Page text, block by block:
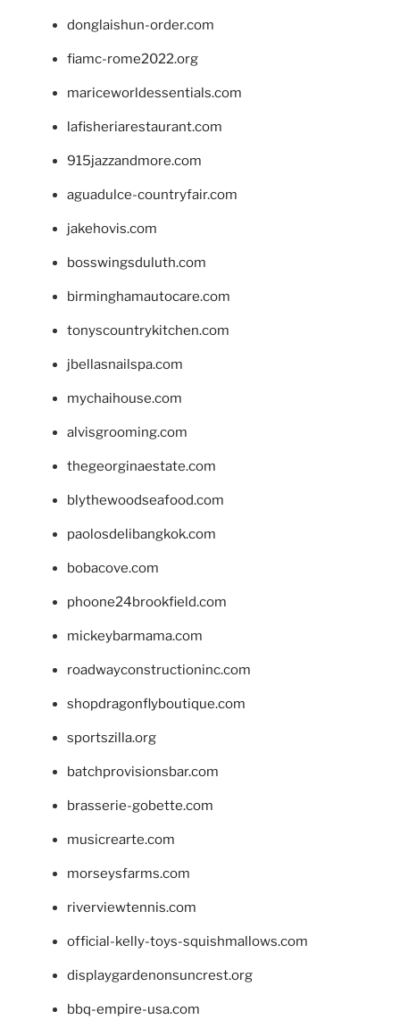
donglaishun-order.com
fiamc-rome2022.org
mariceworldessentials.com
lafisheriarestaurant.com
915jazzandmore.com
aguadulce-countryfair.com
jakehovis.com
bosswingsduluth.com
birminghamautocare.com
tonyscountrykitchen.com
jbellasnailspa.com
mychaihouse.com
alvisgrooming.com
thegeorginaestate.com
blythewoodseafood.com
paolosdelibangkok.com
bobacove.com
phoone24brookfield.com
mickeybarmama.com
roadwayconstructioninc.com
shopdragonflyboutique.com
sportszilla.org
batchprovisionsbar.com
brasserie-gobette.com
musicrearte.com
morseysfarms.com
riverviewtennis.com
official-kelly-toys-squishmallows.com
displaygardenonsuncrest.org
bbq-empire-usa.com